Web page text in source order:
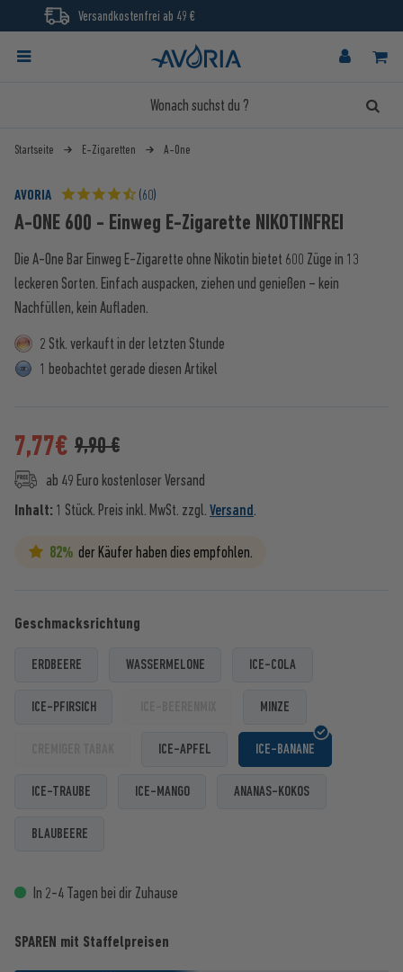
Versandkostenfrei ab 49 €
Startseite E-Zigaretten A-One
AVORIA (60)
A-ONE 600 - Einweg E-Zigarette NIKOTINFREI
Die A-One Bar Einweg E-Zigarette ohne Nikotin bietet 600 Züge in 13
leckeren Sorten. Einfach auspacken, ziehen und genießen – kein
Nachfüllen, kein Aufladen.
2 Stk. verkauft in der letzten Stunde
1 beobachtet gerade diesen Artikel
7,77€ 9,90 €
ab 49 Euro kostenloser Versand
Inhalt: 1 Stück. Preis inkl. MwSt. zzgl. Versand.
82% der Käufer haben dies empfohlen.
Geschmacksrichtung
ERDBEERE WASSERMELONE ICE-COLA
ICE-PFIRSICH MINZE
ICE-APFEL ICE-BANANE
ICE-TRAUBE ICE-MANGO ANANAS-KOKOS
BLAUBEERE
In 2-4 Tagen bei dir Zuhause
SPAREN mit Staffelpreisen